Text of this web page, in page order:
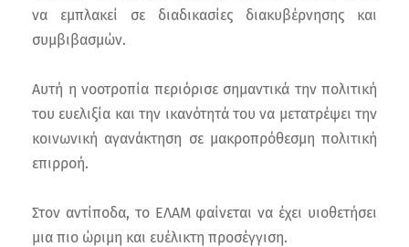
να εμπλακεί σε διαδικασίες διακυβέρνησης και
συμβιβασμών.
Αυτή η νοοτροπία περιόρισε σημαντικά την πολιτική
του ευελιξία και την ικανότητά του να μετατρέψει την
κοινωνική αγανάκτηση σε μακροπρόθεσμη πολιτική
επιρροή.
Στον αντίποδα, το ΕΛΑΜ φαίνεται να έχει υιοθετήσει
μια πιο ώριμη και ευέλικτη προσέγγιση.